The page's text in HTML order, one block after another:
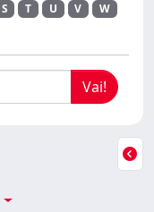
S T U V
W